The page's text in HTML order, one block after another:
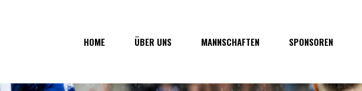
HOME ÜBER UNS MANNSCHAFTEN SPONSOREN